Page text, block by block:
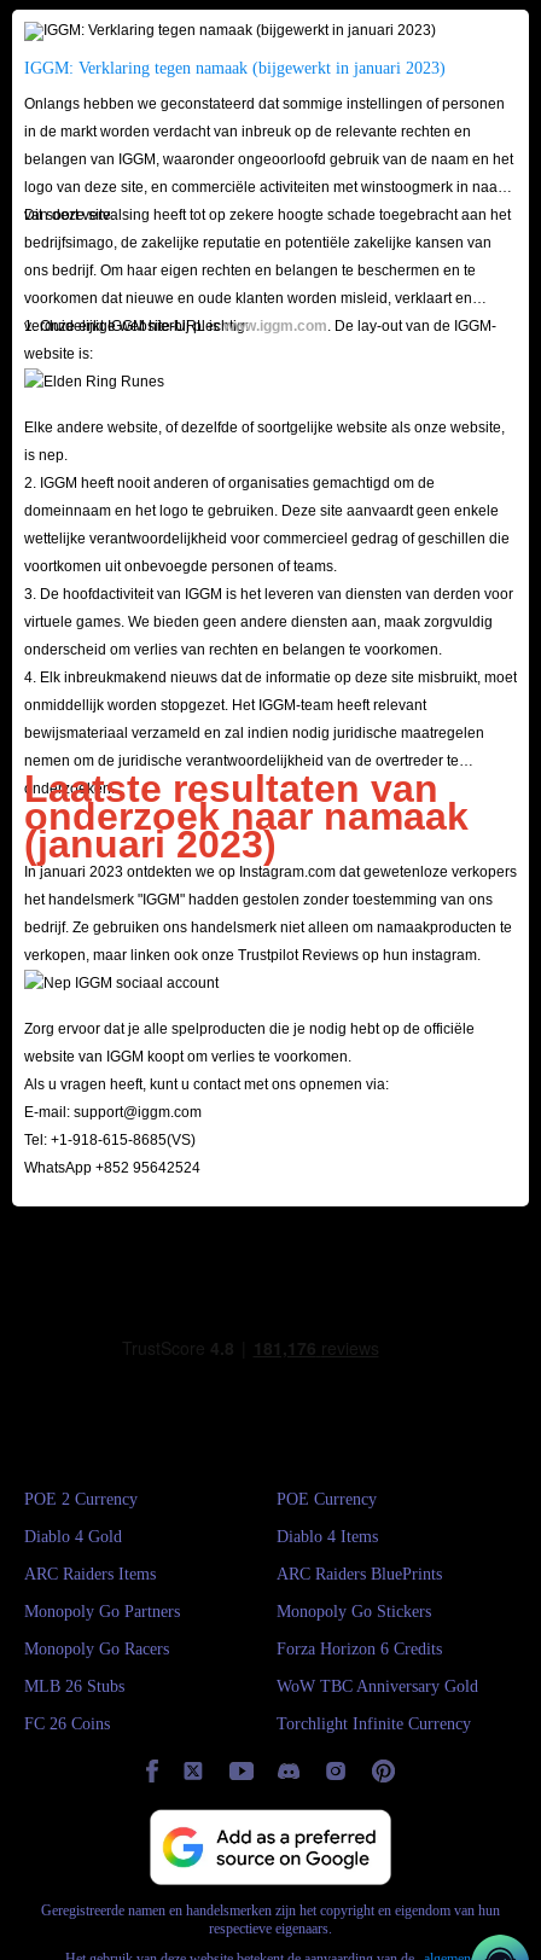
IGGM: Verklaring tegen namaak (bijgewerkt in januari 2023)
Onlangs hebben we geconstateerd dat sommige instellingen of personen
in de markt worden verdacht van inbreuk op de relevante rechten en
belangen van IGGM, waaronder ongeoorloofd gebruik van de naam en het
logo van deze site, en commerciële activiteiten met winstoogmerk in naam
van deze site.
Dit soort vervalsing heeft tot op zekere hoogte schade toegebracht aan het
bedrijfsimago, de zakelijke reputatie en potentiële zakelijke kansen van
ons bedrijf. Om haar eigen rechten en belangen te beschermen en te
voorkomen dat nieuwe en oude klanten worden misleid, verklaart en
verduidelijkt IGGM hierbij plechtig:
1. Onze enige website-URL iswww.iggm.com . De lay-out van de IGGM-
website is:
Elke andere website, of dezelfde of soortgelijke website als onze website,
is nep.
2. IGGM heeft nooit anderen of organisaties gemachtigd om de
domeinnaam en het logo te gebruiken. Deze site aanvaardt geen enkele
wettelijke verantwoordelijkheid voor commercieel gedrag of geschillen die
voortkomen uit onbevoegde personen of teams.
3. De hoofdactiviteit van IGGM is het leveren van diensten van derden voor
virtuele games. We bieden geen andere diensten aan, maak zorgvuldig
onderscheid om verlies van rechten en belangen te voorkomen.
4. Elk inbreukmakend nieuws dat de informatie op deze site misbruikt, moet
onmiddellijk worden stopgezet. Het IGGM-team heeft relevant
bewijsmateriaal verzameld en zal indien nodig juridische maatregelen
nemen om de juridische verantwoordelijkheid van de overtreder te
onderzoeken.
Laatste resultaten van
onderzoek naar namaak
(januari 2023)
In januari 2023 ontdekten we op Instagram.com dat gewetenloze verkopers
het handelsmerk "IGGM" hadden gestolen zonder toestemming van ons
bedrijf. Ze gebruiken ons handelsmerk niet alleen om namaakproducten te
verkopen, maar linken ook onze Trustpilot Reviews op hun instagram.
Zorg ervoor dat je alle spelproducten die je nodig hebt op de officiële
website van IGGM koopt om verlies te voorkomen.
Als u vragen heeft, kunt u contact met ons opnemen via:
E-mail: support@iggm.com
Tel: +1-918-615-8685(VS)
WhatsApp +852 95642524
POE 2 Currency POE Currency
Diablo 4 Gold Diablo 4 Items
ARC Raiders Items ARC Raiders BluePrints
Monopoly Go Partners Monopoly Go Stickers
Monopoly Go Racers Forza Horizon 6 Credits
MLB 26 Stubs WoW TBC Anniversary Gold
FC 26 Coins Torchlight Infinite Currency
Geregistreerde namen en handelsmerken zijn het copyright en eigendom van hun
respectieve eigenaars.